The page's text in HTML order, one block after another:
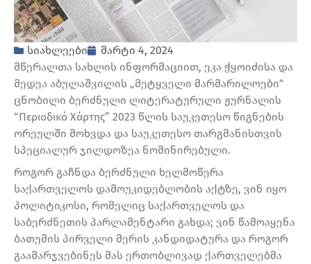
სიახლეები
მარტი 4, 2024
მწერალთა სახლის ინფორმაციით, ეკა ჭყოიძისა და
მედეა აბულაშვილის „მეტყველი მარმარილოები“
ცნობილი ბერძნული ლიტერატურული ჟურნალის
“Περιοδικό Χάρτης” 2023 წლის საუკეთესო წიგნების
ორეულში მოხვდა და საუკეთესო თარგმანისთვის
სპეციალურ ჯილდოზეა ნომინირებული.
როგორ გაჩნდა ბერძნული ხელმოწერა
საქართველოს დამოუკიდებლობის აქტზე, ვინ იყო
პოლიტიკოსი, რომელიც საქართველოს და
საბერძნეთის პარლამენტარი გახდა; ვინ წამოაყენა
ბათუმის პირველი მერის კანდიდატურა და როგორ
გაამარჯვებინეს მას ერთობლივად ქართველებმა